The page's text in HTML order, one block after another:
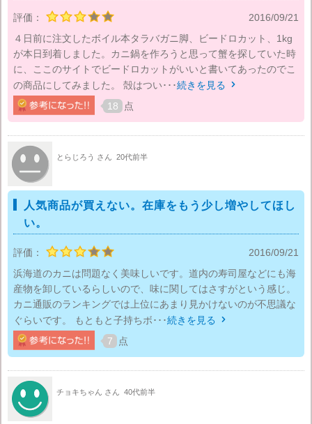
評価：
2016/09/21
４日前に注文したボイル本タラバガニ脚、ビードロカット、1kg
が本日到着しました。カニ鍋を作ろうと思って蟹を探していた時
に、ここのサイトでビードロカットがいいと書いてあったのでこ
の商品にしてみました。 殻はつい･･･続きを見る 
18 点
とらじろう さん 20代前半
人気商品が買えない。在庫をもう少し増やしてほし
い。
評価：
2016/09/21
浜海道のカニは問題なく美味しいです。道内の寿司屋などにも海
産物を卸しているらしいので、味に関してはさすがという感じ。
カニ通販のランキングでは上位にあまり見かけないのが不思議な
ぐらいです。 もともと子持ちボ･･･続きを見る 
7 点
チョキちゃん さん 40代前半